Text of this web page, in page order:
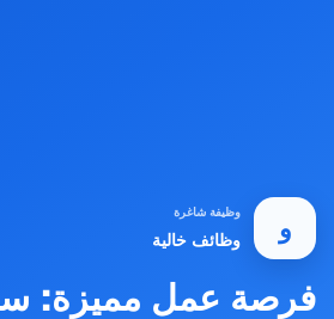
و
وظيفة شاغرة
وظائف خالية
فرصة عمل مميزة: